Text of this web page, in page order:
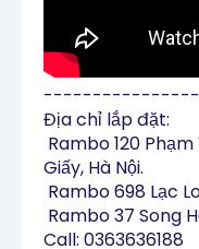
Địa chỉ lắp đặt:
Giấy, Hà Nội.
Call: 0363636188